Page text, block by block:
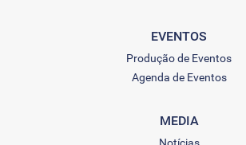
EVENTOS
Produção de Eventos
Agenda de Eventos
MEDIA